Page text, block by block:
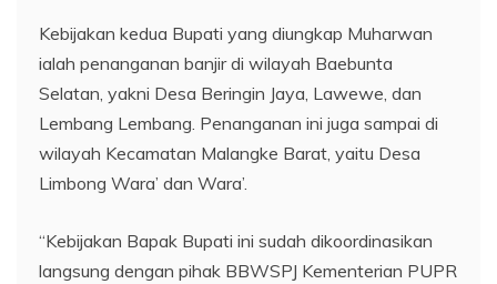
Kebijakan kedua Bupati yang diungkap Muharwan
ialah penanganan banjir di wilayah Baebunta
Selatan, yakni Desa Beringin Jaya, Lawewe, dan
Lembang Lembang. Penanganan ini juga sampai di
wilayah Kecamatan Malangke Barat, yaitu Desa
Limbong Wara’ dan Wara’.
“Kebijakan Bapak Bupati ini sudah dikoordinasikan
langsung dengan pihak BBWSPJ Kementerian PUPR